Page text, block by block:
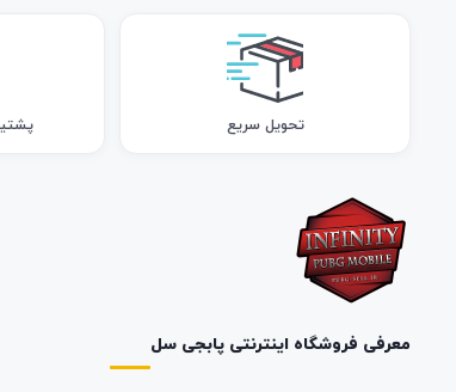
تحویل سریع
معرفی فروشگاه اینترنتی پابجی سل